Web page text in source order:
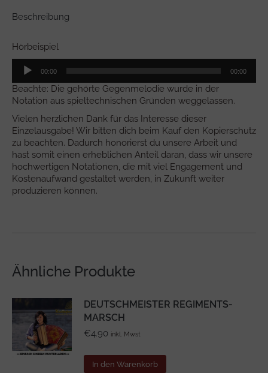
Beschreibung
Hörbeispiel
Audio-
Player
00:00 00:00
Beachte: Die gehörte Gegenmelodie wurde in der
Notation aus spieltechnischen Gründen weggelassen.
Vielen herzlichen Dank für das Interesse dieser
Einzelausgabe! Wir bitten dich beim Kauf den Kopierschutz
zu beachten. Dadurch honorierst du unsere Arbeit und
hast somit einen erheblichen Anteil daran, dass wir unsere
hochwertigen Notationen, die mit viel Engagement und
Kostenaufwand gestaltet werden, in Zukunft weiter
produzieren können.
Ähnliche Produkte
DEUTSCHMEISTER REGIMENTS-
MARSCH
€4.90 inkl. Mwst
In den Warenkorb